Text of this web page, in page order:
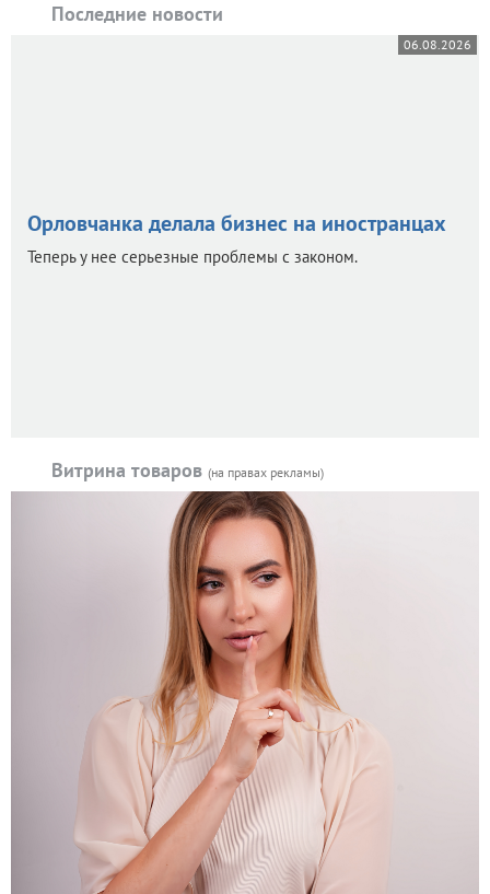
Последние новости
06.08.2026
Орловчанка делала бизнес на иностранцах
Теперь у нее серьезные проблемы с законом.
Витрина товаров (на правах рекламы)